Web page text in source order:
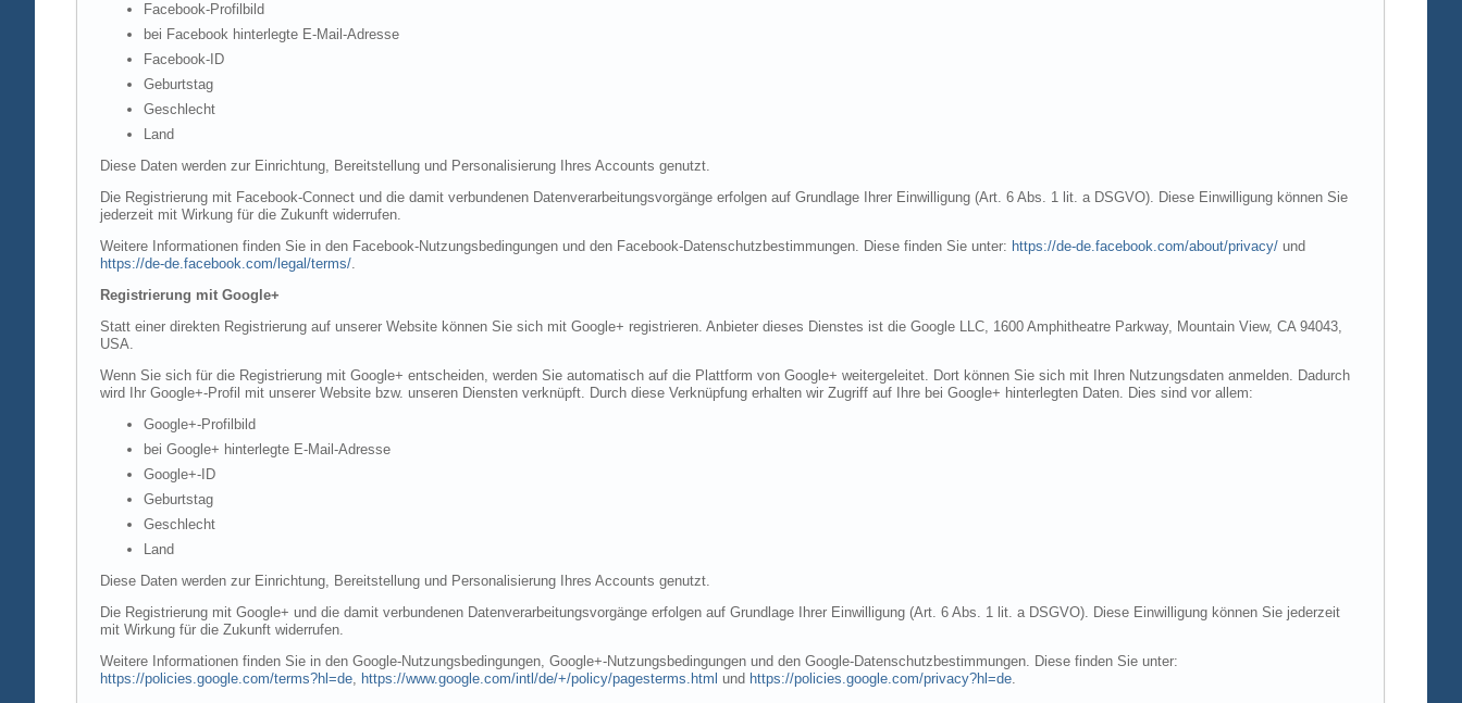
Facebook-Profilbild
bei Facebook hinterlegte E-Mail-Adresse
Facebook-ID
Geburtstag
Geschlecht
Land
Diese Daten werden zur Einrichtung, Bereitstellung und Personalisierung Ihres Accounts genutzt.
Die Registrierung mit Facebook-Connect und die damit verbundenen Datenverarbeitungsvorgänge erfolgen auf Grundlage Ihrer Einwilligung (Art. 6 Abs. 1 lit. a DSGVO). Diese Einwilligung können Sie
jederzeit mit Wirkung für die Zukunft widerrufen.
Weitere Informationen finden Sie in den Facebook-Nutzungsbedingungen und den Facebook-Datenschutzbestimmungen. Diese finden Sie unter: https://de-de.facebook.com/about/privacy/ und
https://de-de.facebook.com/legal/terms/.
Registrierung mit Google+
Statt einer direkten Registrierung auf unserer Website können Sie sich mit Google+ registrieren. Anbieter dieses Dienstes ist die Google LLC, 1600 Amphitheatre Parkway, Mountain View, CA 94043,
USA.
Wenn Sie sich für die Registrierung mit Google+ entscheiden, werden Sie automatisch auf die Plattform von Google+ weitergeleitet. Dort können Sie sich mit Ihren Nutzungsdaten anmelden. Dadurch
wird Ihr Google+-Profil mit unserer Website bzw. unseren Diensten verknüpft. Durch diese Verknüpfung erhalten wir Zugriff auf Ihre bei Google+ hinterlegten Daten. Dies sind vor allem:
Google+-Profilbild
bei Google+ hinterlegte E-Mail-Adresse
Google+-ID
Geburtstag
Geschlecht
Land
Diese Daten werden zur Einrichtung, Bereitstellung und Personalisierung Ihres Accounts genutzt.
Die Registrierung mit Google+ und die damit verbundenen Datenverarbeitungsvorgänge erfolgen auf Grundlage Ihrer Einwilligung (Art. 6 Abs. 1 lit. a DSGVO). Diese Einwilligung können Sie jederzeit
mit Wirkung für die Zukunft widerrufen.
Weitere Informationen finden Sie in den Google-Nutzungsbedingungen, Google+-Nutzungsbedingungen und den Google-Datenschutzbestimmungen. Diese finden Sie unter:
https://policies.google.com/terms?hl=de, https://www.google.com/intl/de/+/policy/pagesterms.html und https://policies.google.com/privacy?hl=de.